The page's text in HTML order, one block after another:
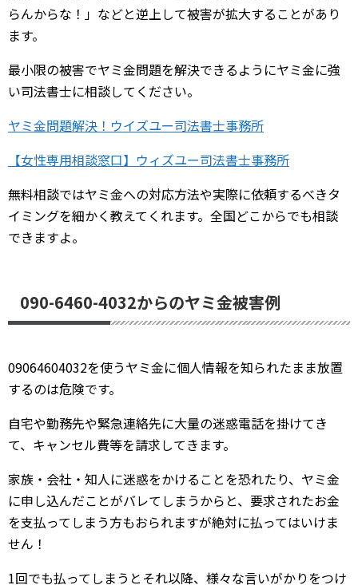
らんからな！」などと逆上して被害が拡大することがあり
ます。
最小限の被害でヤミ金問題を解決できるようにヤミ金に強
い司法書士に相談してください。
ヤミ金問題解決！ウイズユー司法書士事務所
【女性専用相談窓口】ウィズユー司法書士事務所
無料相談ではヤミ金への対応方法や実際に依頼するべきタ
イミングを細かく教えてくれます。全国どこからでも相談
できますよ。
090-6460-4032からのヤミ金被害例
09064604032を使うヤミ金に個人情報を知られたまま放置
するのは危険です。
自宅や勤務先や緊急連絡先に大量の迷惑電話を掛けてき
て、キャンセル費等を請求してきます。
家族・会社・知人に迷惑をかけることを恐れたり、ヤミ金
に申し込んだことがバレてしまうからと、要求されたお金
を支払ってしまう方もおられますが絶対に払ってはいけま
せん！
1回でも払ってしまうとそれ以降、様々な言いがかりをつけ